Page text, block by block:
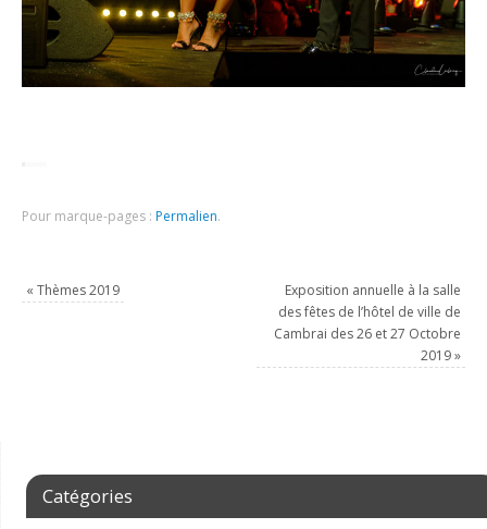
Pour marque-pages : Permalien.
« Thèmes 2019
Exposition annuelle à la salle
des fêtes de l’hôtel de ville de
Cambrai des 26 et 27 Octobre
2019»
Catégories